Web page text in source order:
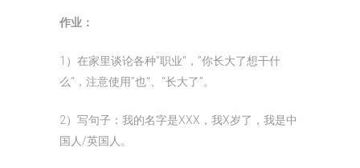
作业：
1）在家里谈论各种”职业“，”你长大了想干什
么“，注意使用”也“、“长大了”。
2）写句子：我的名字是XXX，我X岁了，我是中
国人/英国人。